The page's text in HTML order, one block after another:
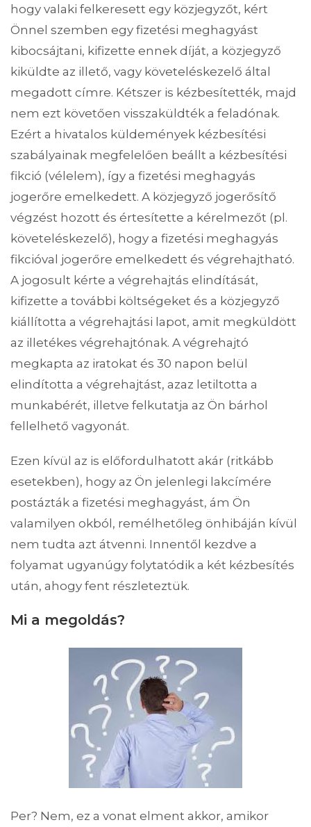
hogy valaki felkeresett egy közjegyzőt, kért
Önnel szemben egy fizetési meghagyást
kibocsájtani, kifizette ennek díját, a közjegyző
kiküldte az illető, vagy követeléskezelő által
megadott címre. Kétszer is kézbesítették, majd
nem ezt követően visszaküldték a feladónak.
Ezért a hivatalos küldemények kézbesítési
szabályainak megfelelően beállt a kézbesítési
fikció (vélelem), így a fizetési meghagyás
jogerőre emelkedett. A közjegyző jogerősítő
végzést hozott és értesítette a kérelmezőt (pl.
követeléskezelő), hogy a fizetési meghagyás
fikcióval jogerőre emelkedett és végrehajtható.
A jogosult kérte a végrehajtás elindítását,
kifizette a további költségeket és a közjegyző
kiállította a végrehajtási lapot, amit megküldött
az illetékes végrehajtónak. A végrehajtó
megkapta az iratokat és 30 napon belül
elindította a végrehajtást, azaz letiltotta a
munkabérét, illetve felkutatja az Ön bárhol
fellelhető vagyonát.
Ezen kívül az is előfordulhatott akár (ritkább
esetekben), hogy az Ön jelenlegi lakcímére
postázták a fizetési meghagyást, ám Ön
valamilyen okból, remélhetőleg önhibáján kívül
nem tudta azt átvenni. Innentől kezdve a
folyamat ugyanúgy folytatódik a két kézbesítés
után, ahogy fent részleteztük.
Mi a megoldás?
Per? Nem, ez a vonat elment akkor, amikor